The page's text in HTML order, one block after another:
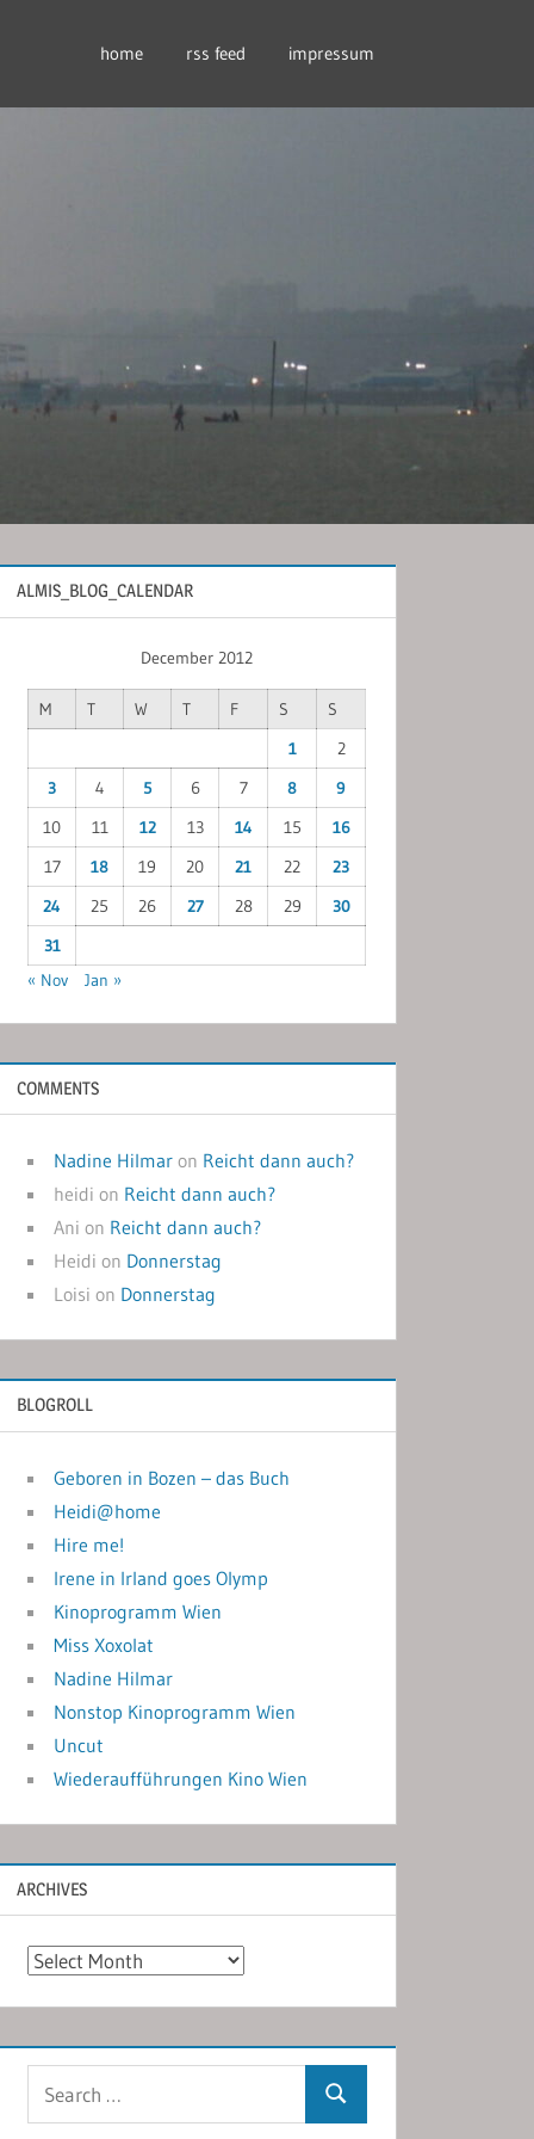
home rss feed impressum
ALMIS_BLOG_CALENDAR
December 2012
M T W T F S
S
1
2
3
4 5 6 7 8
9
10
11 12 13 14 15
16
17
18 19 20 21 22
23
24
25 26 27 28 29
30
31
« Nov
Jan »
COMMENTS
Nadine Hilmar on Reicht dann auch?
heidi on Reicht dann auch?
Ani on Reicht dann auch?
Heidi on Donnerstag
Loisi on Donnerstag
BLOGROLL
Geboren in Bozen – das Buch
Heidi@home
Hire me!
Irene in Irland goes Olymp
Kinoprogramm Wien
Miss Xoxolat
Nadine Hilmar
Nonstop Kinoprogramm Wien
Uncut
Wiederaufführungen Kino Wien
ARCHIVES
Archives
Search